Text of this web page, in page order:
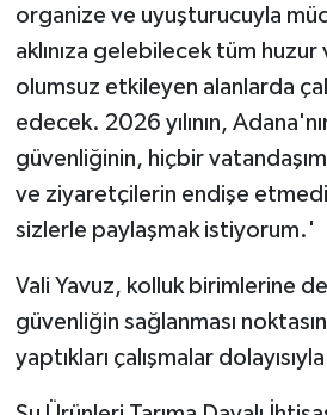
organize ve uyuşturucuyla
aklınıza gelebilecek tüm
olumsuz etkileyen alanlarda
edecek. 2026 yılının,
güvenliğinin, hiçbir
ve ziyaretçilerin endişe
sizlerle paylaşmak istiyorum.'
Vali Yavuz, kolluk birimlerine
güvenliğin sağlanması
yaptıkları çalışmalar